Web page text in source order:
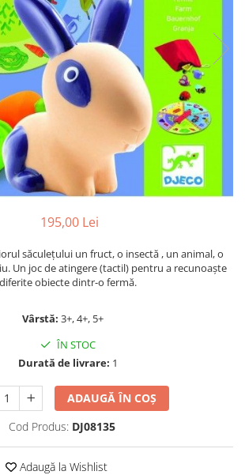
apa
Heroes
195,00 Lei
săculețului un fruct, o insectă , un animal, o
Un joc de atingere (tactil) pentru a recunoaște
diferite obiecte dintr-o fermă.
Vârstă: 3+, 4+, 5+
ÎN STOC
Durată de livrare: 1
ADAUGĂ ÎN COȘ
Cod Produs: DJ08135
Adaugă la Wishlist